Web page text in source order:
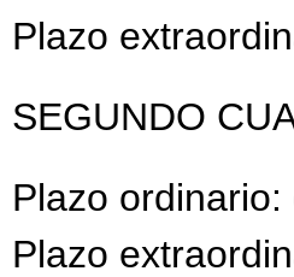
Plazo
SEGUNDO
Plazo
Plazo